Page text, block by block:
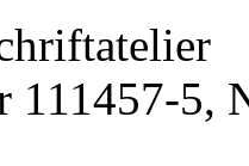
111457-5,